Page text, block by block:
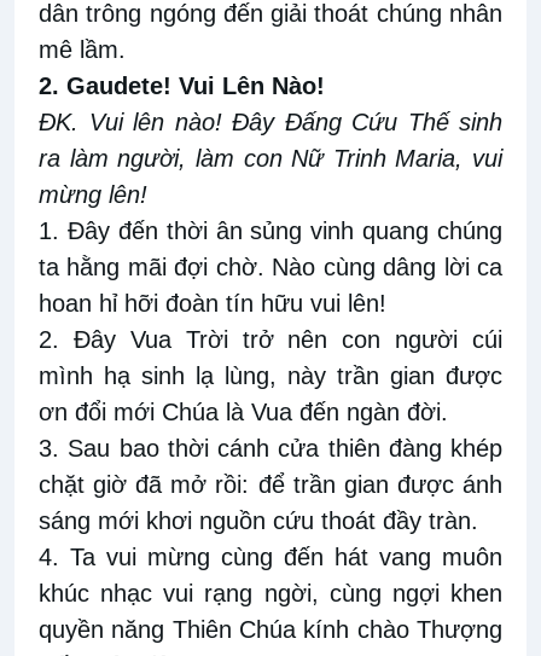
dân trông ngóng đến giải thoát chúng nhân
mê lầm.
2. Gaudete! Vui Lên Nào!
ĐK. Vui lên nào! Đây Đấng Cứu Thế sinh
ra làm người, làm con Nữ Trinh Maria, vui
mừng lên!
1. Đây đến thời ân sủng vinh quang chúng
ta hằng mãi đợi chờ. Nào cùng dâng lời ca
hoan hỉ hỡi đoàn tín hữu vui lên!
2. Đây Vua Trời trở nên con người cúi
mình hạ sinh lạ lùng, này trần gian được
ơn đổi mới Chúa là Vua đến ngàn đời.
3. Sau bao thời cánh cửa thiên đàng khép
chặt giờ đã mở rồi: để trần gian được ánh
sáng mới khơi nguồn cứu thoát đầy tràn.
4. Ta vui mừng cùng đến hát vang muôn
khúc nhạc vui rạng ngời, cùng ngợi khen
quyền năng Thiên Chúa kính chào Thượng